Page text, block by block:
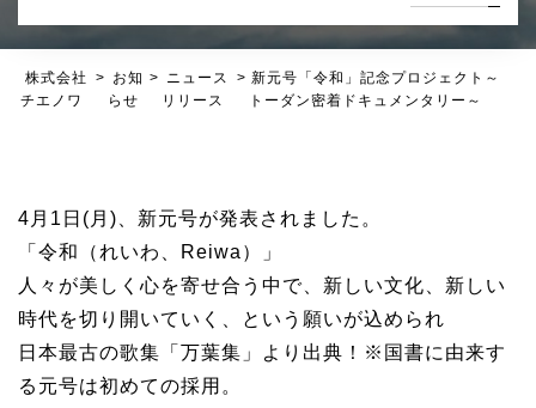
株式会社
チエノワ
> お知
らせ
> ニュース
リリース
> 新元号「令和」記念プロジェクト～
トーダン密着ドキュメンタリー～
4月1日(月)、新元号が発表されました。
「令和（れいわ、Reiwa）」
人々が美しく心を寄せ合う中で、新しい文化、新しい
時代を切り開いていく、という願いが込められ
日本最古の歌集「万葉集」より出典！※国書に由来す
る元号は初めての採用。